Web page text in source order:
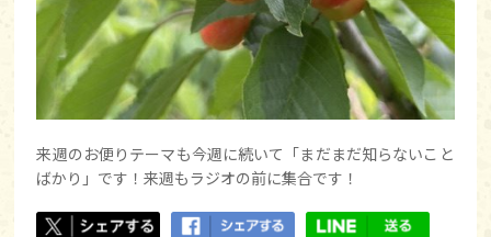
来週のお便りテーマも今週に続いて「まだまだ知らないこと
ばかり」です！来週もラジオの前に集合です！